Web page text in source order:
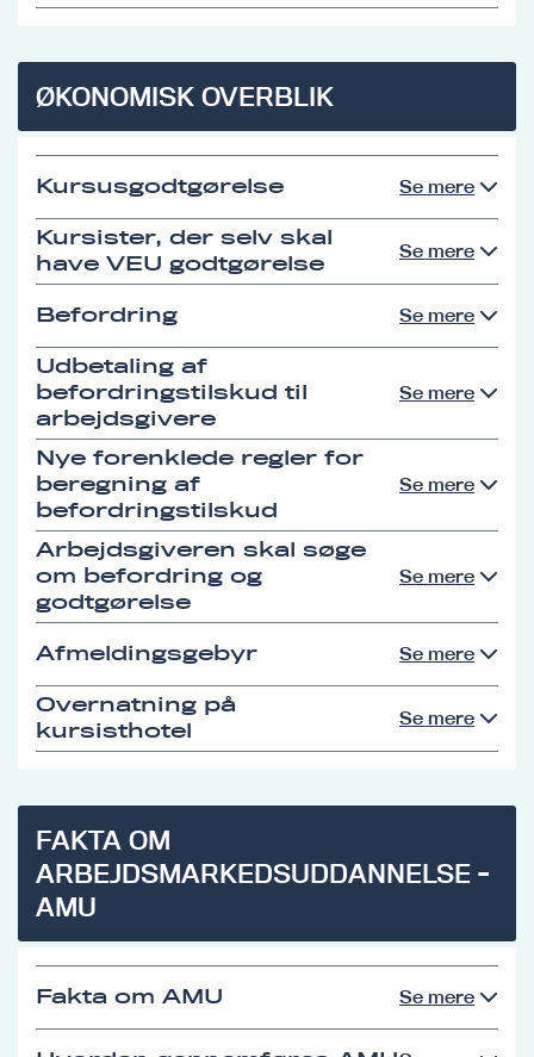
ØKONOMISK OVERBLIK
Kursusgodtgørelse Se mere
Kursister, der selv skal
have VEU godtgørelse
Se mere
Befordring Se mere
Udbetaling af
befordringstilskud til
arbejdsgivere
Se mere
Nye forenklede regler for
beregning af
befordringstilskud
Se mere
Arbejdsgiveren skal søge
om befordring og
godtgørelse
Se mere
Afmeldingsgebyr Se mere
Overnatning på
kursisthotel
Se mere
FAKTA OM
ARBEJDSMARKEDSUDDANNELSE -
AMU
Fakta om AMU Se mere